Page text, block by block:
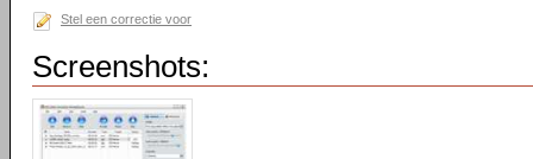
Stel een correctie voor
Screenshots: